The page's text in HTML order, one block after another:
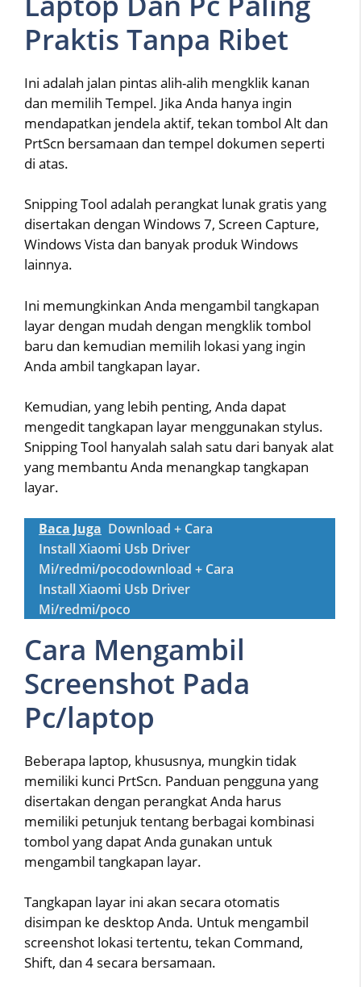
Praktis Tanpa Ribet
Ini adalah jalan pintas alih-alih mengklik kanan
dan memilih Tempel. Jika Anda hanya ingin
mendapatkan jendela aktif, tekan tombol Alt dan
PrtScn bersamaan dan tempel dokumen seperti
di atas.
Snipping Tool adalah perangkat lunak gratis yang
disertakan dengan Windows 7, Screen Capture,
Windows Vista dan banyak produk Windows
lainnya.
Ini memungkinkan Anda mengambil tangkapan
layar dengan mudah dengan mengklik tombol
baru dan kemudian memilih lokasi yang ingin
Anda ambil tangkapan layar.
Kemudian, yang lebih penting, Anda dapat
mengedit tangkapan layar menggunakan stylus.
Snipping Tool hanyalah salah satu dari banyak alat
yang membantu Anda menangkap tangkapan
layar.
Baca Juga Download + Cara
Install Xiaomi Usb Driver
Mi/redmi/pocodownload + Cara
Install Xiaomi Usb Driver
Mi/redmi/poco
Cara Mengambil
Screenshot Pada
Pc/laptop
Beberapa laptop, khususnya, mungkin tidak
memiliki kunci PrtScn. Panduan pengguna yang
disertakan dengan perangkat Anda harus
memiliki petunjuk tentang berbagai kombinasi
tombol yang dapat Anda gunakan untuk
mengambil tangkapan layar.
Tangkapan layar ini akan secara otomatis
disimpan ke desktop Anda. Untuk mengambil
screenshot lokasi tertentu, tekan Command,
Shift, dan 4 secara bersamaan.